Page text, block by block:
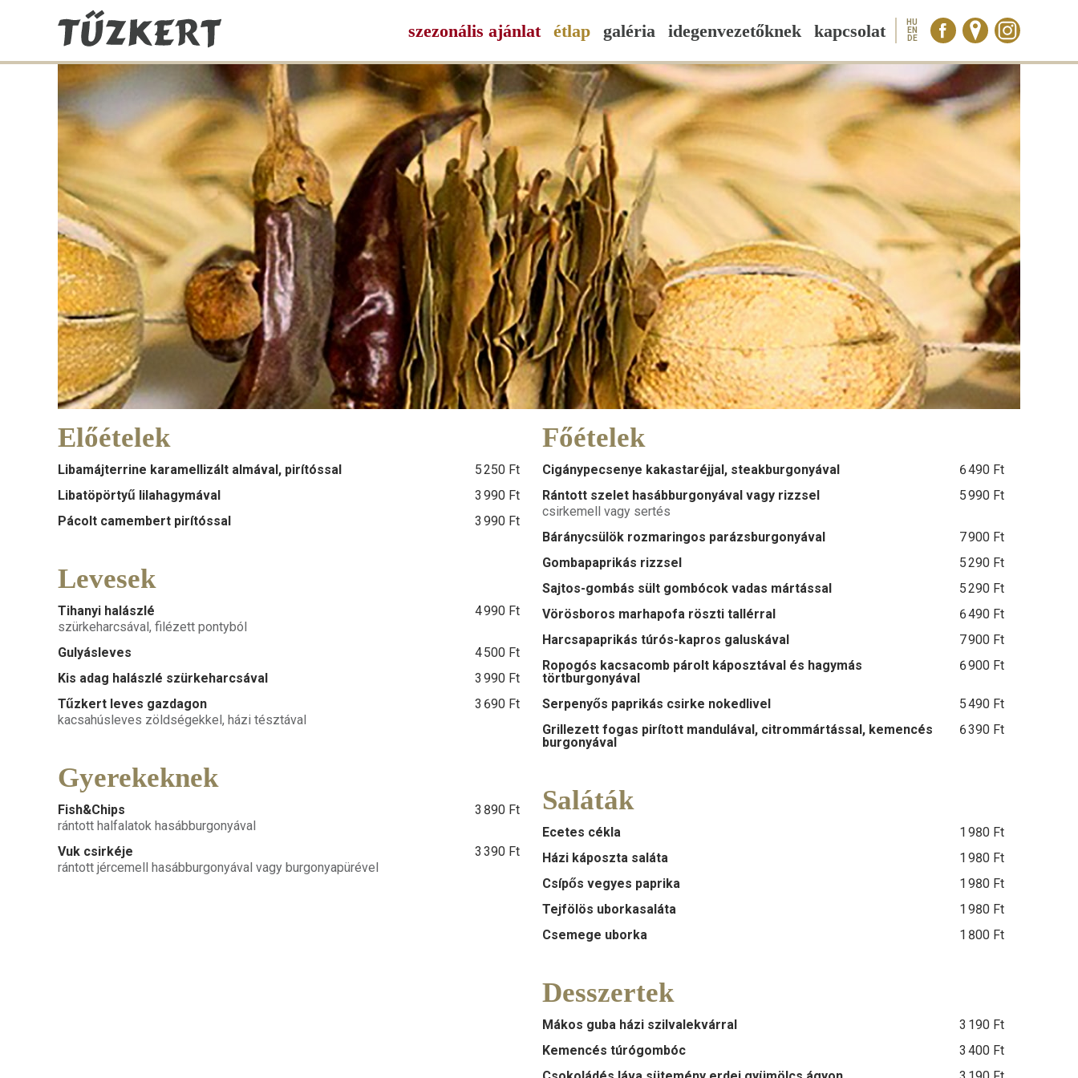
szezonális ajánlat étlap galéria idegenvezetőknek kapcsolat
HU
EN
DE
Előételek
Libamájterrine karamellizált almával, pirítóssal
5 250 Ft
Libatöpörtyű lilahagymával
3 990 Ft
Pácolt camembert pirítóssal
3 990 Ft
Levesek
Tihanyi halászlé
4 990 Ft
szürkeharcsával, filézett pontyból
Gulyásleves
4 500 Ft
Kis adag halászlé szürkeharcsával
3 990 Ft
Tűzkert leves gazdagon
3 690 Ft
kacsahúsleves zöldségekkel, házi tésztával
Gyerekeknek
Fish&Chips
3 890 Ft
rántott halfalatok hasábburgonyával
Vuk csirkéje
3 390 Ft
rántott jércemell hasábburgonyával vagy burgonyapürével
Főételek
Cigánypecsenye kakastaréjjal, steakburgonyával
6 490 Ft
Rántott szelet hasábburgonyával vagy rizzsel
5 990 Ft
csirkemell vagy sertés
Báránycsülök rozmaringos parázsburgonyával
7 900 Ft
Gombapaprikás rizzsel
5 290 Ft
Sajtos-gombás sült gombócok vadas mártással
5 290 Ft
Vörösboros marhapofa röszti tallérral
6 490 Ft
Harcsapaprikás túrós-kapros galuskával
7 900 Ft
Ropogós kacsacomb párolt káposztával és hagymás
törtburgonyával
6 900 Ft
Serpenyős paprikás csirke nokedlivel
5 490 Ft
Grillezett fogas pirított mandulával, citrommártással, kemencés
burgonyával
6 390 Ft
Saláták
Ecetes cékla
1 980 Ft
Házi káposzta saláta
1 980 Ft
Csípős vegyes paprika
1 980 Ft
Tejfölös uborkasaláta
1 980 Ft
Csemege uborka
1 800 Ft
Desszertek
Mákos guba házi szilvalekvárral
3 190 Ft
Kemencés túrógombóc
3 400 Ft